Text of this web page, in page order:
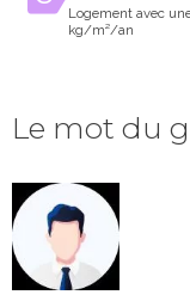
Logement avec
kg/m²/an
Le mot du